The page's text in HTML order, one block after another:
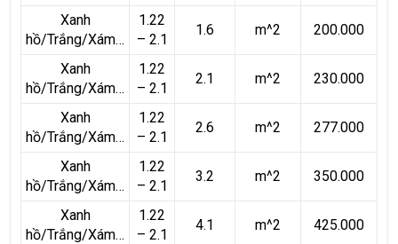
Xanh
hồ/Trắng/Xám…
1.22
– 2.1
1.6 m^2 200.000
Xanh
hồ/Trắng/Xám…
1.22
– 2.1
2.1 m^2 230.000
Xanh
hồ/Trắng/Xám…
1.22
– 2.1
2.6 m^2 277.000
Xanh
hồ/Trắng/Xám…
1.22
– 2.1
3.2 m^2 350.000
Xanh
hồ/Trắng/Xám…
1.22
– 2.1
4.1 m^2 425.000